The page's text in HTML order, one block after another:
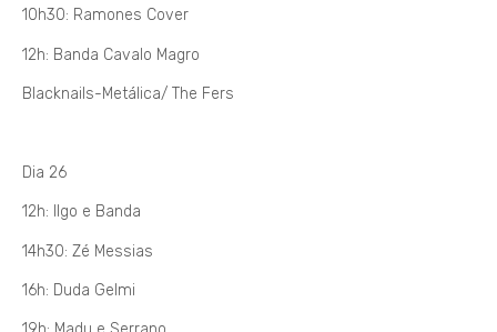
10h30: Ramones Cover
12h: Banda Cavalo Magro
Blacknails-Metálica/ The Fers
Dia 26
12h: Ilgo e Banda
14h30: Zé Messias
16h: Duda Gelmi